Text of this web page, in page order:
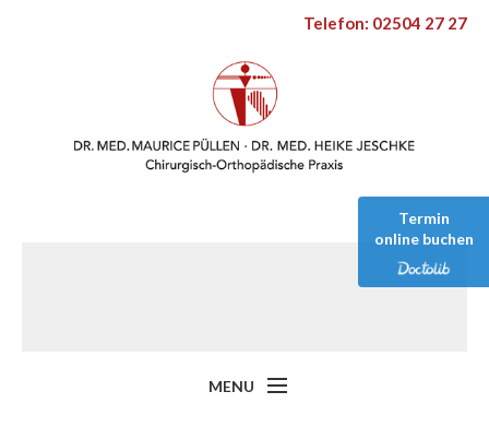
Telefon: 02504 27 27
MENU
Termin
online buchen